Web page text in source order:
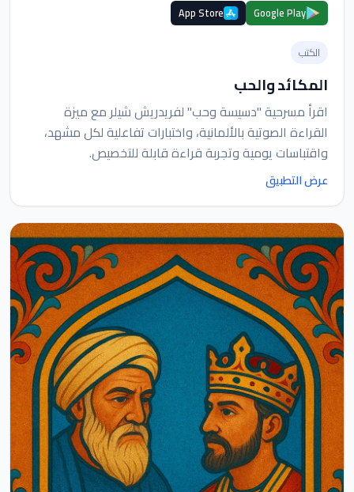
Google Play
App Store
الكتب
المكائد والحب
اقرأ مسرحية "دسيسة وحب" لفريدريش شيلر مع ميزة
القراءة الصوتية بالألمانية، واختبارات تفاعلية لكل مشهد،
واقتباسات يومية وتجربة قراءة قابلة للتخصيص.
عرض التطبيق